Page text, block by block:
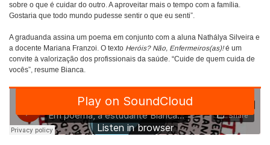
sobre o que é cuidar do outro. A aproveitar mais o tempo com a família.
Gostaria que todo mundo pudesse sentir o que eu senti”.
A graduanda assina um poema em conjunto com a aluna Nathálya Silveira e
a docente Mariana Franzoi. O texto Heróis? Não, Enfermeiros(as)!é um
convite à valorização dos profissionais da saúde. “Cuide de quem cuida de
vocês”, resume Bianca.